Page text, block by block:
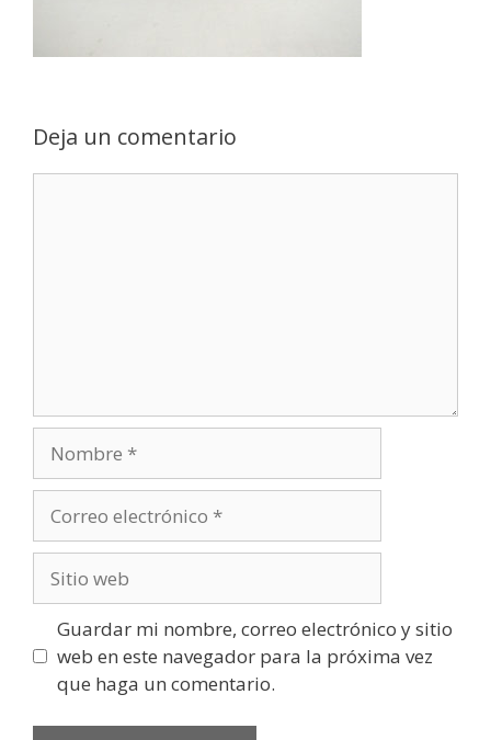
Deja un comentario
electrónico
web
Guardar mi nombre, correo electrónico y sitio
web en este navegador para la próxima vez
que haga un comentario.